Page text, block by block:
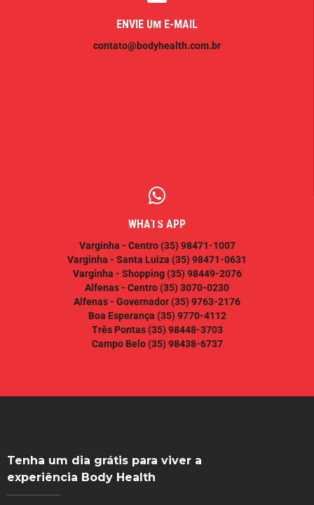
ENVIE UM E-MAIL
contato@bodyhealth.com.br
WHATS APP
Varginha - Centro(35) 98471-1007
Varginha - Santa Luiza (35) 98471-0631
Varginha - Shopping(35) 98449-2076
Alfenas - Centro(35) 3070-0230
Alfenas - Governador(35) 9763-2176
Boa Esperança (35) 9770-4112
Três Pontas(35) 98448-3703
Campo Belo(35) 98438-6737
Tenha um dia grátis para viver a
experiência Body Health